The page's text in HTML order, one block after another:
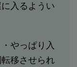
入るようい
やっぱり入
移させられ